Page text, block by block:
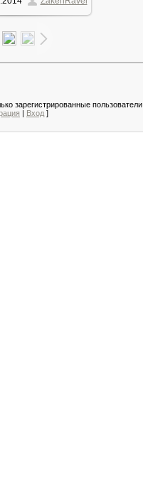
зарегистрированные пользователи.
| Вход ]